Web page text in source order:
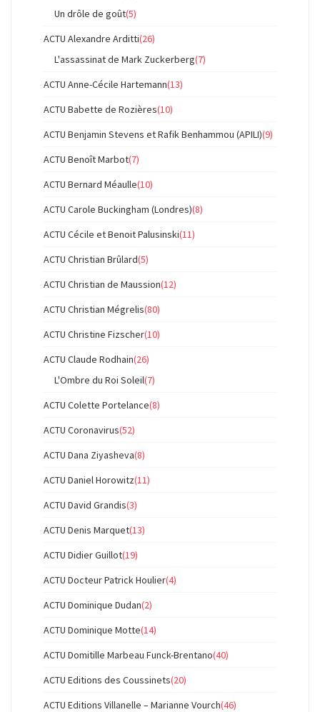
Un drôle de goût(5)
ACTU Alexandre Arditti(26)
L'assassinat de Mark Zuckerberg(7)
ACTU Anne-Cécile Hartemann(13)
ACTU Babette de Rozières(10)
ACTU Benjamin Stevens et Rafik Benhammou (APILI)(9)
ACTU Benoît Marbot(7)
ACTU Bernard Méaulle(10)
ACTU Carole Buckingham (Londres)(8)
ACTU Cécile et Benoit Palusinski(11)
ACTU Christian Brûlard(5)
ACTU Christian de Maussion(12)
ACTU Christian Mégrelis(80)
ACTU Christine Fizscher(10)
ACTU Claude Rodhain(26)
L'Ombre du Roi Soleil(7)
ACTU Colette Portelance(8)
ACTU Coronavirus(52)
ACTU Dana Ziyasheva(8)
ACTU Daniel Horowitz(11)
ACTU David Grandis(3)
ACTU Denis Marquet(13)
ACTU Didier Guillot(19)
ACTU Docteur Patrick Houlier(4)
ACTU Dominique Dudan(2)
ACTU Dominique Motte(14)
ACTU Domitille Marbeau Funck-Brentano(40)
ACTU Editions des Coussinets(20)
ACTU Editions Villanelle – Marianne Vourch(46)